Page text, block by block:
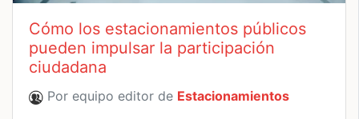
Cómo los estacionamientos públicos
pueden impulsar la participación
ciudadana
Por equipo editor de Estacionamientos